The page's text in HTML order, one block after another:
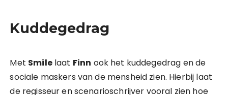
Kuddegedrag
Met Smilelaat Finn ook het kuddegedrag en de
sociale maskers van de mensheid zien. Hierbij laat
de regisseur en scenarioschrijver vooral zien hoe